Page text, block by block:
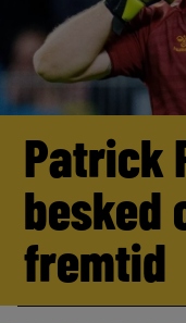
Patrick
besked
fremtid